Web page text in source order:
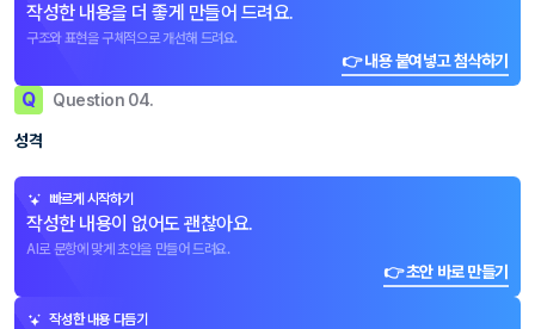
작성한 내용을 더 좋게 만들어 드려요.
구조와 표현을 구체적으로 개선해 드려요.
👉 내용 붙여넣고 첨삭하기
Q Question 04.
성격
빠르게 시작하기
작성한 내용이 없어도 괜찮아요.
AI로 문항에 맞게 초안을 만들어 드려요.
👉 초안 바로 만들기
작성한 내용 다듬기